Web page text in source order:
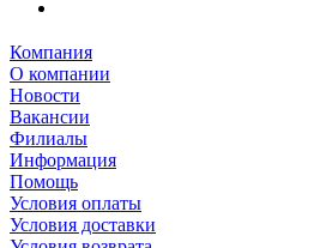
Компания
О компании
Новости
Вакансии
Филиалы
Информация
Помощь
Условия оплаты
Условия доставки